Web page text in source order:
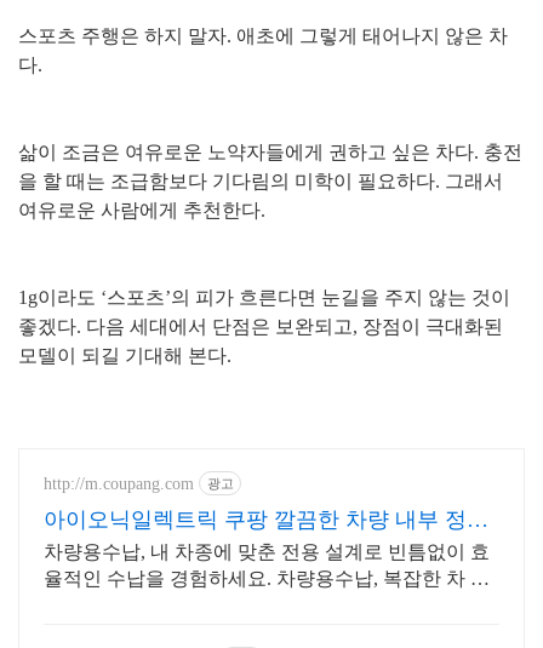
스포츠 주행은 하지 말자. 애초에 그렇게 태어나지 않은 차
다.
삶이 조금은 여유로운 노약자들에게 권하고 싶은 차다. 충전
을 할 때는 조급함보다 기다림의 미학이 필요하다. 그래서
여유로운 사람에게 추천한다.
1g이라도 ‘스포츠’의 피가 흐른다면 눈길을 주지 않는 것이
좋겠다. 다음 세대에서 단점은 보완되고, 장점이 극대화된
모델이 되길 기대해 본다.
http://m.coupang.com 광고
아이오닉일렉트릭 쿠팡 깔끔한 차량 내부 정리
끝
차량용수납, 내 차종에 맞춘 전용 설계로 빈틈없이 효
율적인 수납을 경험하세요. 차량용수납, 복잡한 차 안